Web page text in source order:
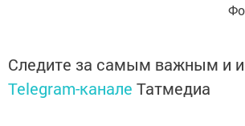
Следите за самым важным и
Telegram-канале Татмедиа